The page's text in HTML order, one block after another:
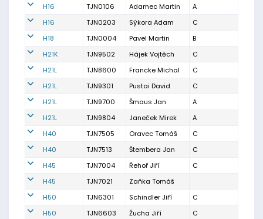
H16 TJN0106 Adamec Martin
A
H16
TJN0203 Sýkora Adam
C
H18
TJN0004 Pavel Martin
B
H21K
TJN9502 Hájek Vojtěch
C
H21L
TJN8600 Francke Michal
C
H21L
TJN9301 Pustai David
C
H21L
TJN9700 Šmaus Jan
A
H21L
TJN9804 Janeček Mirek
A
H40
TJN7505 Oravec Tomáš
C
H40
TJN7513 Štembera Jan
C
H45
TJN7004 Řehoř Jiří
C
H45
TJN7021
Zaňka Tomáš
H50
TJN6301 Schindler Jiří
C
H50
TJN6603 Žucha Jiří
C